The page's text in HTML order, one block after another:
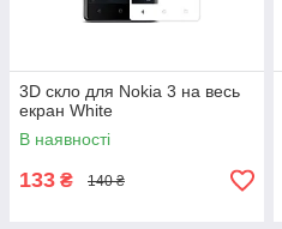
3D скло для Nokia 3 на весь
екран White
В наявності
133 ₴ 140 ₴